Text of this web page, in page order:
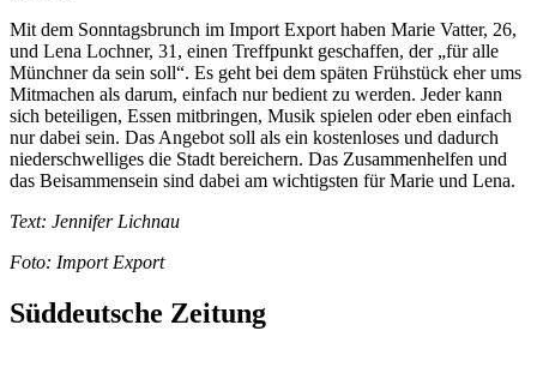
Mit dem Sonntagsbrunch im Import Export haben Marie Vatter, 26,
und Lena Lochner, 31, einen Treffpunkt geschaffen, der „für alle
Münchner da sein soll“. Es geht bei dem späten Frühstück eher ums
Mitmachen als darum, einfach nur bedient zu werden. Jeder kann
sich beteiligen, Essen mitbringen, Musik spielen oder eben einfach
nur dabei sein. Das Angebot soll als ein kostenloses und dadurch
niederschwelliges die Stadt bereichern. Das Zusammenhelfen und
das Beisammensein sind dabei am wichtigsten für Marie und Lena.
Text: Jennifer Lichnau
Foto: Import Export
Süddeutsche Zeitung